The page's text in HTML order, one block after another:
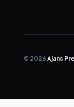
© 2026 Ajans